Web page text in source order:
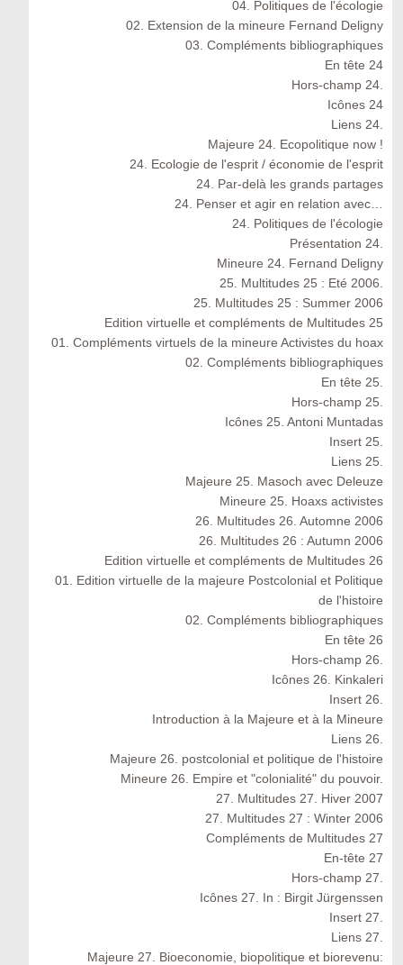
04. Politiques de l'écologie
02. Extension de la mineure Fernand Deligny
03. Compléments bibliographiques
En tête 24
Hors-champ 24.
Icônes 24
Liens 24.
Majeure 24. Ecopolitique now !
24. Ecologie de l'esprit / économie de l'esprit
24. Par-delà les grands partages
24. Penser et agir en relation avec…
24. Politiques de l'écologie
Présentation 24.
Mineure 24. Fernand Deligny
25. Multitudes 25 : Eté 2006.
25. Multitudes 25 : Summer 2006
Edition virtuelle et compléments de Multitudes 25
01. Compléments virtuels de la mineure Activistes du hoax
02. Compléments bibliographiques
En tête 25.
Hors-champ 25.
Icônes 25. Antoni Muntadas
Insert 25.
Liens 25.
Majeure 25. Masoch avec Deleuze
Mineure 25. Hoaxs activistes
26. Multitudes 26. Automne 2006
26. Multitudes 26 : Autumn 2006
Edition virtuelle et compléments de Multitudes 26
01. Edition virtuelle de la majeure Postcolonial et Politique
de l'histoire
02. Compléments bibliographiques
En tête 26
Hors-champ 26.
Icônes 26. Kinkaleri
Insert 26.
Introduction à la Majeure et à la Mineure
Liens 26.
Majeure 26. postcolonial et politique de l'histoire
Mineure 26. Empire et "colonialité" du pouvoir.
27. Multitudes 27. Hiver 2007
27. Multitudes 27 : Winter 2006
Compléments de Multitudes 27
En-tête 27
Hors-champ 27.
Icônes 27. In : Birgit Jürgenssen
Insert 27.
Liens 27.
Majeure 27. Bioeconomie, biopolitique et biorevenu: